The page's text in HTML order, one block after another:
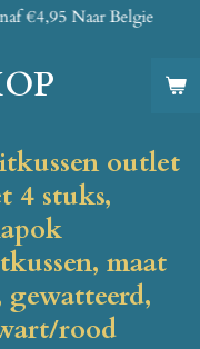
€4,95 Naar Belgie
outlet
4 stuks,
maat
gewatteerd,
rood